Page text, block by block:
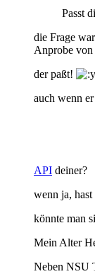
Passt
die Frage
Anprobe von
der paßt!
auch wenn
API deiner?
wenn ja, hast
könnte man
Mein Alter
Neben NSU